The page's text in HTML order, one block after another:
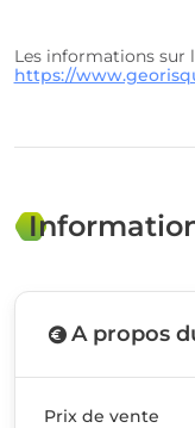
Les informations sur
https://
A propos
Prix de vente